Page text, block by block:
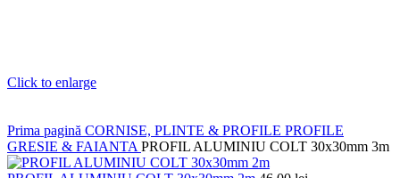
Click to enlarge
Prima pagină CORNISE, PLINTE & PROFILE PROFILE
GRESIE & FAIANTA PROFIL ALUMINIU COLT 30x30mm 3m